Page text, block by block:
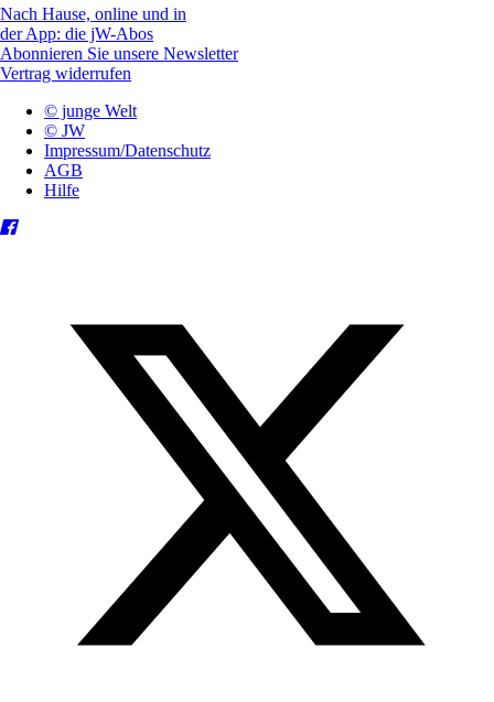
Nach Hause, online und in
der App: die jW-Abos
Abonnieren Sie unsere Newsletter
Vertrag widerrufen
© junge Welt
© JW
Impressum/Datenschutz
AGB
Hilfe